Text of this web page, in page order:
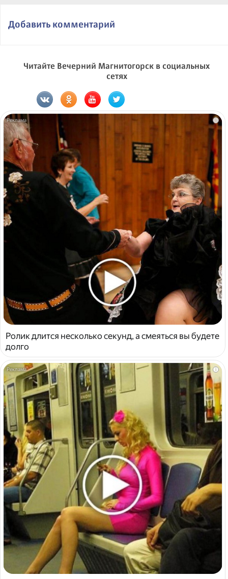
Добавить комментарий
Читайте Вечерний Магнитогорск в социальных
сетях
i
Ролик длится несколько секунд, а смеяться вы будете
долго
i